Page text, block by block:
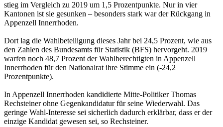
stieg im Vergleich zu 2019 um 1,5 Prozentpunkte. Nur in vier
Kantonen ist sie gesunken – besonders stark war der Rückgang in
Appenzell Innerrhoden.
Dort lag die Wahlbeteiligung dieses Jahr bei 24,5 Prozent, wie aus
den Zahlen des Bundesamts für Statistik (BFS) hervorgeht. 2019
warfen noch 48,7 Prozent der Wahlberechtigten in Appenzell
Innerrhoden für den Nationalrat ihre Stimme ein (-24,2
Prozentpunkte).
In Appenzell Innerrhoden kandidierte Mitte-Politiker Thomas
Rechsteiner ohne Gegenkandidatur für seine Wiederwahl. Das
geringe Wahl-Interesse sei sicherlich dadurch erklärbar, dass er der
einzige Kandidat gewesen sei, so Rechsteiner.